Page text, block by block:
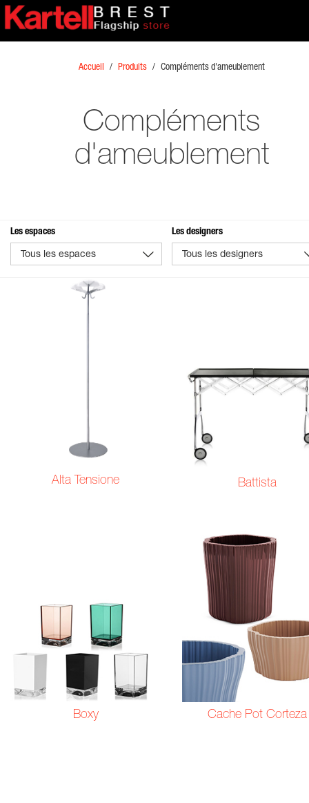
Accueil / Produits / Compléments d'ameublement
Compléments
d'ameublement
Les espaces
Tous les espaces
Les designers
Tous les designers
Alta Tensione Battista
Boxy Cache Pot Corteza